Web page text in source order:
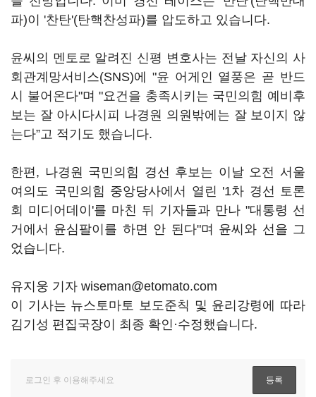
파)이 '찬탄'(탄핵찬성파)를 압도하고 있습니다.
윤씨의 멘토로 알려진 신평 변호사는 전날 자신의 사
회관계망서비스(SNS)에 "윤 어게인 열풍은 곧 반드
시 불어온다"며 "요건을 충족시키는 국민의힘 예비후
보는 잘 아시다시피 나경원 의원밖에는 잘 보이지 않
는다”고 적기도 했습니다.
한편, 나경원 국민의힘 경선 후보는 이날 오전 서울
여의도 국민의힘 중앙당사에서 열린 '1차 경선 토론
회 미디어데이'를 마친 뒤 기자들과 만나 "대통령 선
거에서 윤심팔이를 하면 안 된다"며 윤씨와 선을 그
었습니다.
유지웅 기자 wiseman@etomato.com
이 기사는 뉴스토마토 보도준칙 및 윤리강령에 따라
김기성 편집국장이 최종 확인·수정했습니다.